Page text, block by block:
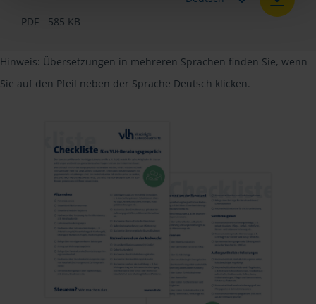
PDF - 585 KB
Hinweis: Übersetzungen in mehreren Sprachen finden Sie, wenn
Sie auf den Pfeil neben der Sprache Deutsch klicken.